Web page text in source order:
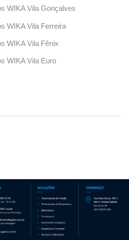
WIKA Vila Gonçalves
WIKA Vila Ferreira
WIKA Vila Fênix
WIKA Vila Euro